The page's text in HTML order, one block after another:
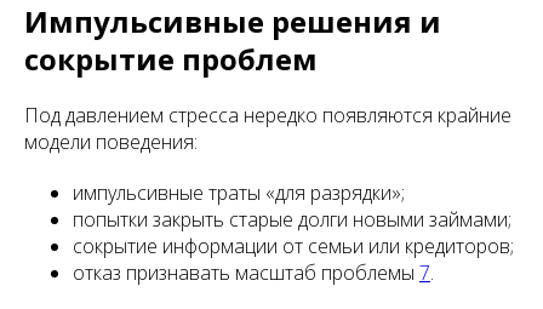
Импульсивные решения и
сокрытие проблем
Под давлением стресса нередко появляются крайние
модели поведения:
импульсивные траты «для разрядки»;
попытки закрыть старые долги новыми займами;
сокрытие информации от семьи или кредиторов;
отказ признавать масштаб проблемы 7.